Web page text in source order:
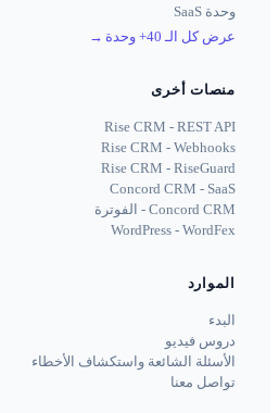
وحدة SaaS
عرض كل الـ 40+ وحدة
→
منصات أخرى
Rise CRM - REST API
Rise CRM - Webhooks
Rise CRM - RiseGuard
Concord CRM - SaaS
Concord CRM - الفوترة
WordPress - WordFex
الموارد
البدء
دروس فيديو
الأسئلة الشائعة واستكشاف الأخطاء
تواصل معنا